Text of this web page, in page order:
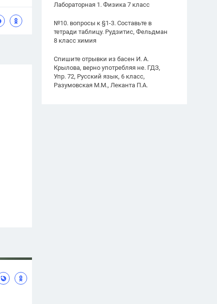
Лабораторная 1. Физика 7 класс
№10. вопросы к §1-3. Составьте в
тетради таблицу. Рудзитис, Фельдман
8 класс химия
Спишите отрывки из басен И. А.
Крылова, верно употребляя не. ГДЗ,
Упр. 72, Русский язык, 6 класс,
Разумовская М.М., Леканта П.А.